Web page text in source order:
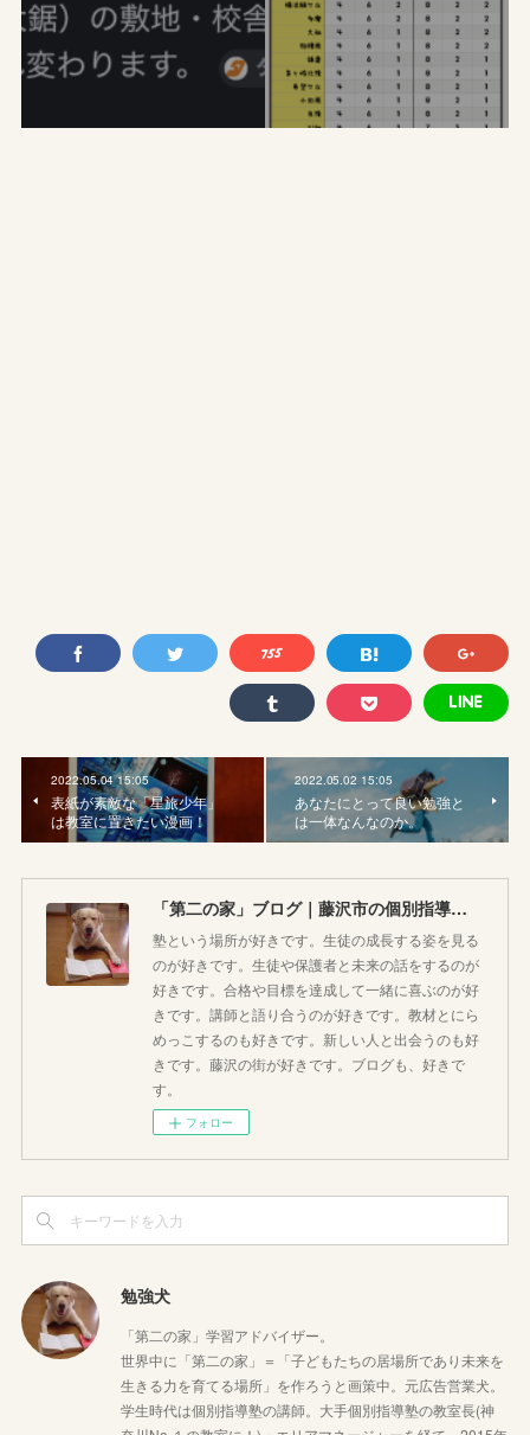
2022.05.04 15:05
表紙が素敵な「星旅少年」
は教室に置きたい漫画！
2022.05.02 15:05
あなたにとって良い勉強と
は一体なんなのか。
「第二の家」ブログ｜藤沢市の個別指導塾のお話
塾という場所が好きです。生徒の成長する姿を見る
のが好きです。生徒や保護者と未来の話をするのが
好きです。合格や目標を達成して一緒に喜ぶのが好
きです。講師と語り合うのが好きです。教材とにら
めっこするのも好きです。新しい人と出会うのも好
きです。藤沢の街が好きです。ブログも、好きで
す。
フォロー
勉強犬
「第二の家」学習アドバイザー。
世界中に「第二の家」＝「子どもたちの居場所であり未来を
生きる力を育てる場所」を作ろうと画策中。元広告営業犬。
学生時代は個別指導塾の講師。大手個別指導塾の教室長(神